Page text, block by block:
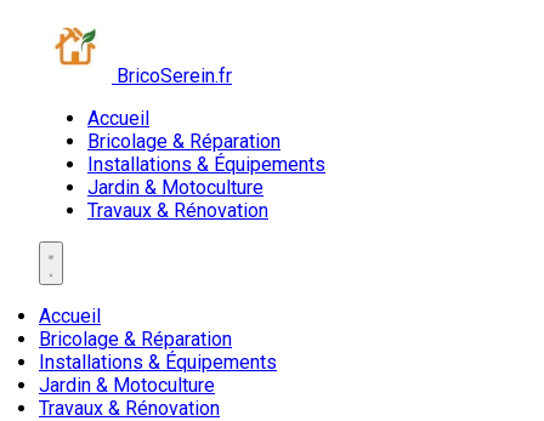
BricoSerein.fr
Accueil
Bricolage & Réparation
Installations & Équipements
Jardin & Motoculture
Travaux & Rénovation
Accueil
Bricolage & Réparation
Installations & Équipements
Jardin & Motoculture
Travaux & Rénovation